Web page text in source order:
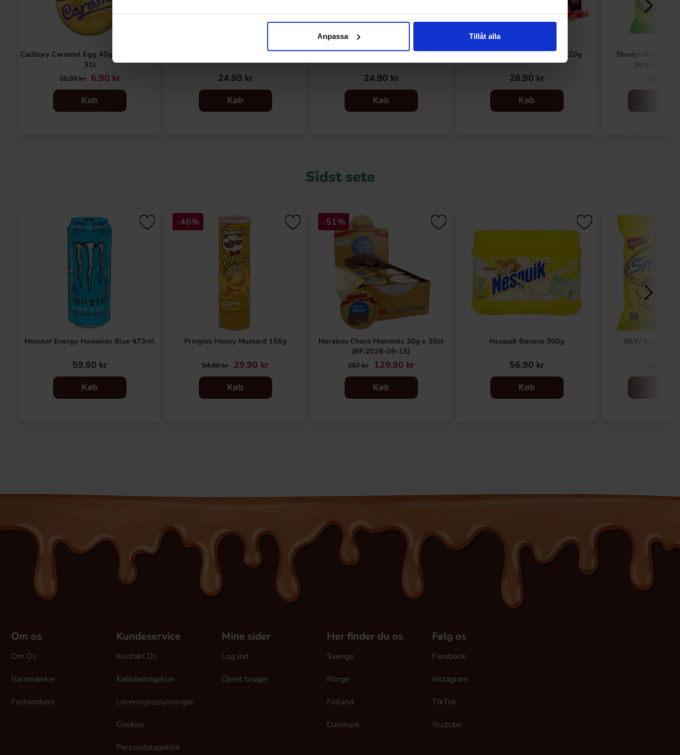
Anpassa Tillåt alla
Cadbury Caramel Egg 40g(BF:2026-07-
31)
16.90 kr 6.90 kr
Køb
M&Ms Honey Roasted Peanut 49g
24.90 kr
Køb
Barkleys Salmiak Liquorice Pellets 20g
24.90 kr
Køb
Mike and Ike Red Rageous 120g
28.90 kr
Køb
Shades By Niko
Strawberry
Sidst sete
Monster Energy Hawaiian Blue 473ml
59.90 kr
Køb
-46%
Pringles Honey Mustard 156g
54.90 kr 29.90 kr
Køb
-51%
Marabou Choco Moments 30g x 30st
(BF:2026-09-15)
267 kr 129.90 kr
Køb
Nesquik Banana 300g
56.90 kr
Køb
OLW Smash
Om os
Om Os
Varemærker
Forhandlere
Kundeservice
Kontakt Os
Købsbetingelser
Leveringsoplysninger
Cookies
Persondatapolitik
Mine sider
Log ind
Opret bruger
Her finder du os
Sverige
Norge
Finland
Danmark
Følg os
Facebook
Instagram
TikTok
Youtube